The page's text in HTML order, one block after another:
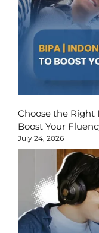
Choose the Right
Boost Your
July 24, 2026